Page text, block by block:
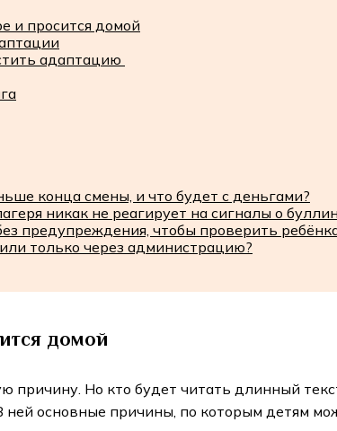
и просится домой
адаптацию
конца смены, и что будет с деньгами?
никак не реагирует на сигналы о
предупреждения, чтобы проверить
только через администрацию?
домой
причину. Но кто будет читать длинный
основные причины, по которым детям